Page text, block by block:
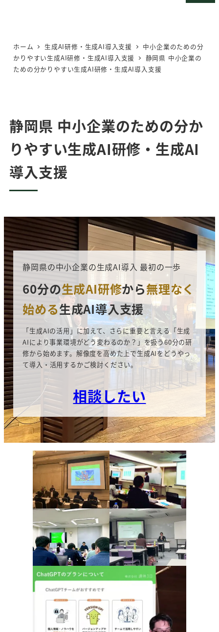
へ
移
ホーム 生成AI研修・生成AI導入支援
中小企業のための分
かりやすい生成AI研修・生成AI導入支援
静岡県 中小企業の
ための分かりやすい生成AI研修・生成AI導入支援
静岡県 中小企業のための分か
りやすい生成AI研修・生成AI
導入支援
静岡県の中小企業の生成AI導入 最初の一歩
60分の生成AI研修から無理なく
始める生成AI導入支援
「生成AIの活用」に加えて、さらに重要と言える「生成
AIにより事業環境がどう変わるのか？」を扱う60分の研
修から始めます。解像度を高めた上で生成AIをどうやっ
て導入・活用するかご検討ください。
相談したい